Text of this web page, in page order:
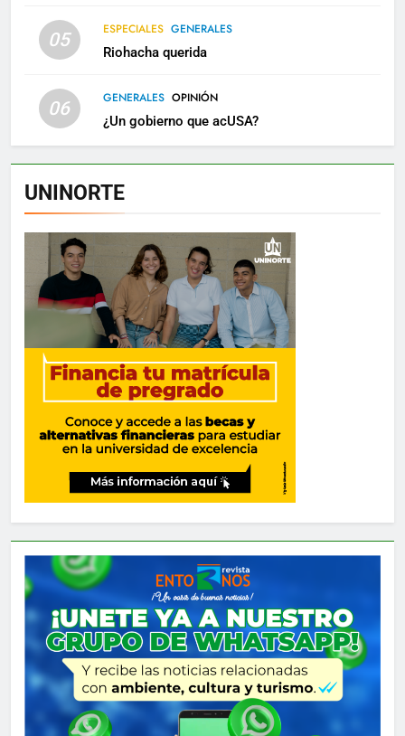
05 ESPECIALES GENERALES
Riohacha querida
06 GENERALES OPINIÓN
¿Un gobierno que acUSA?
UNINORTE